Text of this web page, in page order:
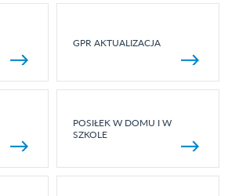
GPR AKTUALIZACJA
POSIŁEK W DOMU I W
SZKOLE